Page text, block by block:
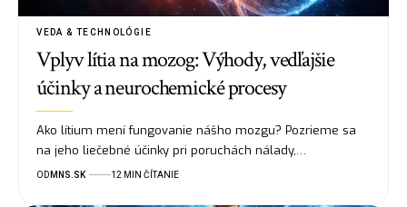
VEDA & TECHNOLÓGIE
Vplyv lítia na mozog: Výhody, vedľajšie
účinky a neurochemické procesy
Ako lítium mení fungovanie nášho mozgu? Pozrieme sa
na jeho liečebné účinky pri poruchách nálady,…
OD MNS.SK 12 MIN ČÍTANIE